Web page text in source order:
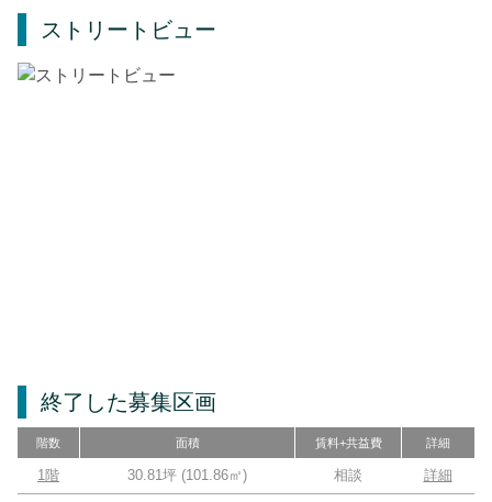
ストリートビュー
終了した募集区画
階数 面積 賃料+共益費 詳細
1階 30.81坪 (101.86㎡) 相談 詳細